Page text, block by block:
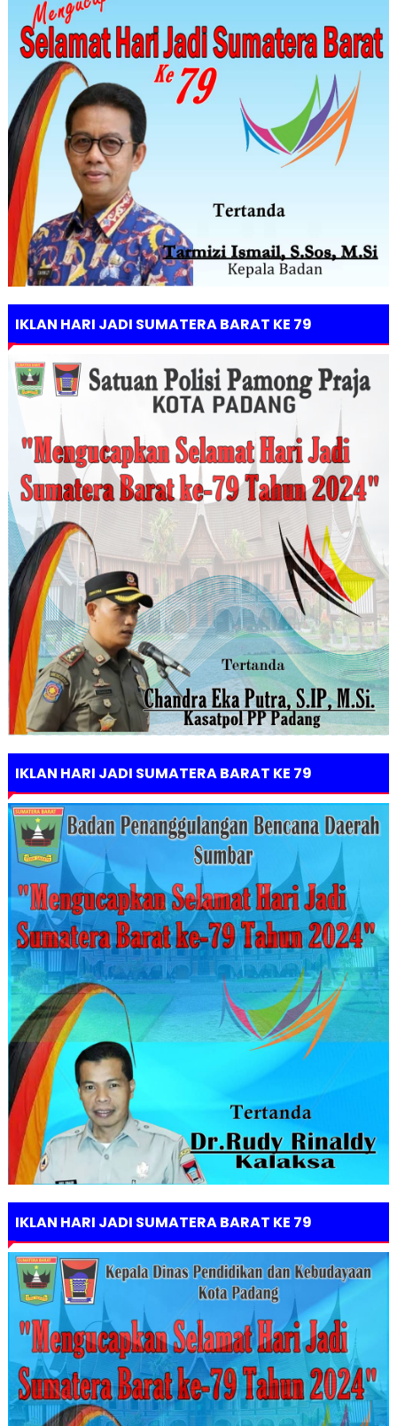
IKLAN HARI JADI SUMATERA BARAT KE 79
IKLAN HARI JADI SUMATERA BARAT KE 79
IKLAN HARI JADI SUMATERA BARAT KE 79